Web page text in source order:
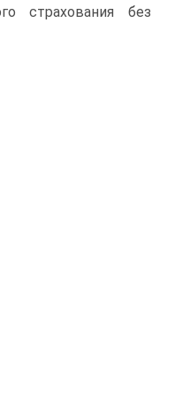
страхования без